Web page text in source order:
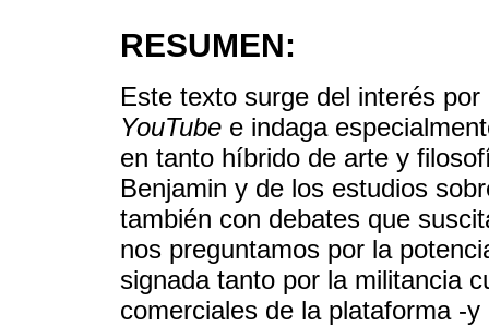
RESUMEN:
Este texto surge del interés
YouTube e indaga
en tanto híbrido de arte y
Benjamin y de los estudios
también con debates que
nos preguntamos por la
signada tanto por la militancia
comerciales de la plataforma -